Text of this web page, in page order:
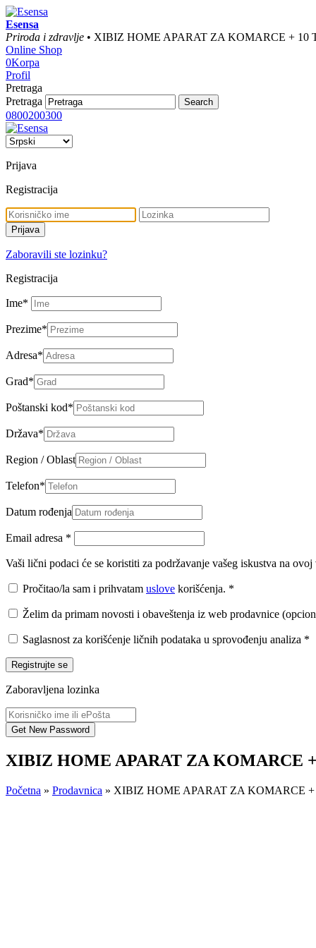
Esensa
Priroda i zdravlje • XIBIZ HOME APARAT ZA KOMARCE + 10
Online Shop
0Korpa
Profil
Pretraga
Pretraga
0800200300
Prijava
Registracija
Zaboravili ste lozinku?
Registracija
Ime*
Prezime*
Adresa*
Grad*
Poštanski kod*
Država*
Region / Oblast
Telefon*
Datum rođenja
Email adresa *
Vaši lični podaci će se koristiti za podržavanje vašeg iskustva na
Pročitao/la sam i prihvatam uslove korišćenja. *
Želim da primam novosti i obaveštenja iz web prodavnice
Saglasnost za korišćenje ličnih podataka u sprovođenju analiza *
Registrujte se
Zaboravljena lozinka
XIBIZ HOME APARAT ZA KOMARCE
Početna » Prodavnica » XIBIZ HOME APARAT ZA KOMARCE